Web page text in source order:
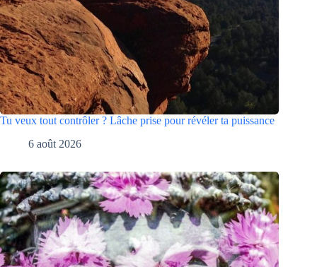
Tu veux tout contrôler ? Lâche prise pour révéler ta puissance
6 août 2026